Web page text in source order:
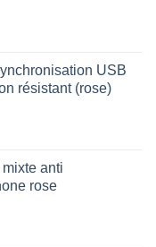
USB
résistant (rose)
anti
rose